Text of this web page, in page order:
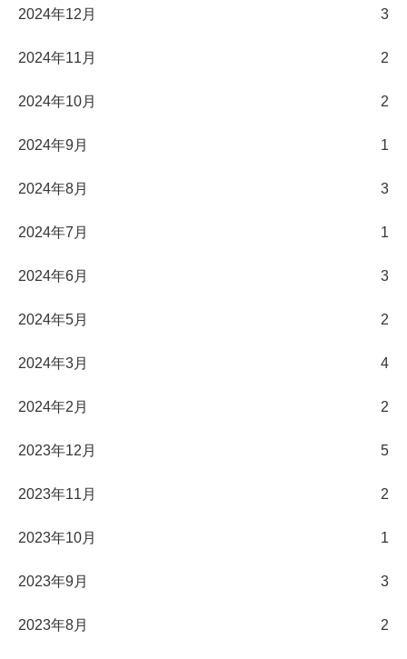
2024年12月 3
2024年11月 2
2024年10月 2
2024年9月 1
2024年8月 3
2024年7月 1
2024年6月 3
2024年5月 2
2024年3月 4
2024年2月 2
2023年12月 5
2023年11月 2
2023年10月 1
2023年9月 3
2023年8月 2